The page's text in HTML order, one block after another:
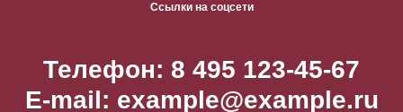
Ссылки на соцсети
Телефон: 8 495 123-45-67
E-mail: example@example.ru